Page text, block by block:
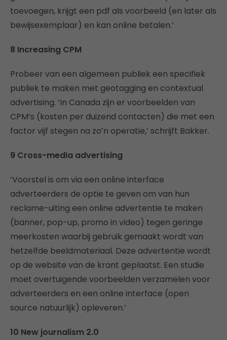
toevoegen, krijgt een pdf als voorbeeld (en later als
bewijsexemplaar) en kan online betalen.’
8 Increasing CPM
Probeer van een algemeen publiek een specifiek
publiek te maken met geotagging en contextual
advertising. ‘In Canada zijn er voorbeelden van
CPM’s (kosten per duizend contacten) die met een
factor vijf stegen na zo’n operatie,’ schrijft Bakker.
9 Cross-media advertising
’Voorstel is om via een online interface
adverteerders de optie te geven om van hun
reclame-uiting een online advertentie te maken
(banner, pop-up, promo in video) tegen geringe
meerkosten waarbij gebruik gemaakt wordt van
hetzelfde beeldmateriaal. Deze advertentie wordt
op de website van de krant geplaatst. Een studie
moet overtuigende voorbeelden verzamelen voor
adverteerders en een online interface (open
source natuurlijk) opleveren.’
10 New journalism 2.0